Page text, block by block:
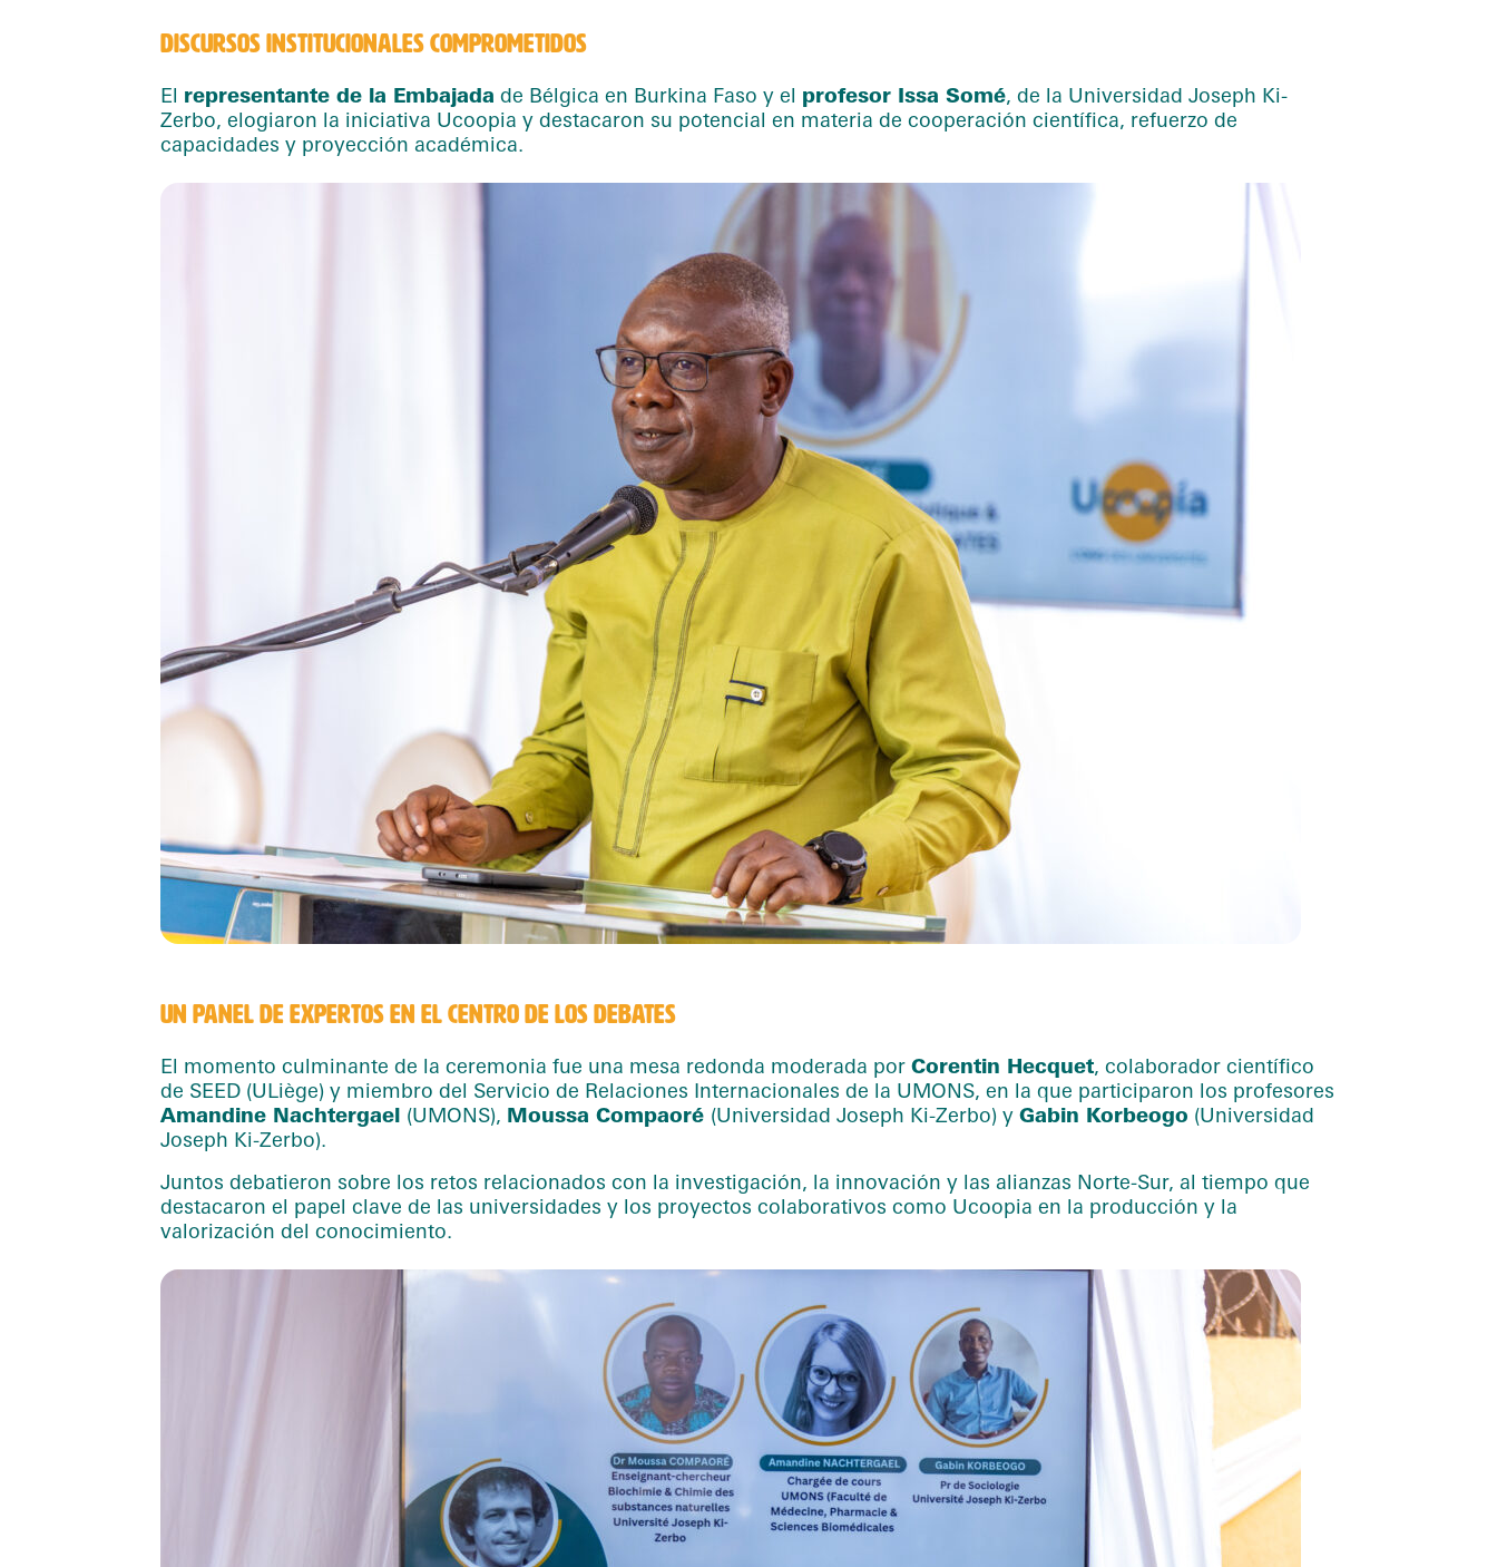
DISCURSOS INSTITUCIONALES COMPROMETIDOS
El representante de la Embajada de Bélgica en Burkina Faso y el profesor Issa Somé, de la Universidad Joseph Ki-
Zerbo, elogiaron la iniciativa Ucoopia y destacaron su potencial en materia de cooperación científica, refuerzo de
capacidades y proyección académica.
UN PANEL DE EXPERTOS EN EL CENTRO DE LOS DEBATES
El momento culminante de la ceremonia fue una mesa redonda moderada por Corentin Hecquet, colaborador científico
de SEED (ULiège) y miembro del Servicio de Relaciones Internacionales de la UMONS, en la que participaron los profesores
Amandine Nachtergael (UMONS), Moussa Compaoré (Universidad Joseph Ki-Zerbo) y Gabin Korbeogo (Universidad
Joseph Ki-Zerbo).
Juntos debatieron sobre los retos relacionados con la investigación, la innovación y las alianzas Norte-Sur, al tiempo que
destacaron el papel clave de las universidades y los proyectos colaborativos como Ucoopia en la producción y la
valorización del conocimiento.